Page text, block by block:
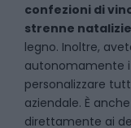
confezioni di
strenne natalizie
legno. Inoltre,
autonomamente
personalizzare
aziendale. È
direttamente ai